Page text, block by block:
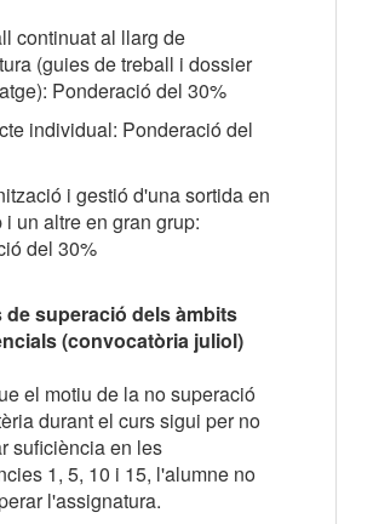
continuat al llarg de
(guies de treball i dossier
Ponderació del 30%
individual: Ponderació del
i gestió d'una sortida en
i un altre en gran grup:
del 30%
de superació dels àmbits
(convocatòria juliol)
el motiu de la no superació
durant el curs sigui per no
suficiència en les
1, 5, 10 i 15, l'alumne no
l'assignatura.